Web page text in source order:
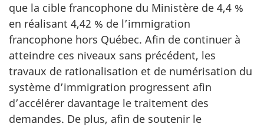
que la cible francophone du Ministère de 4,4 %
en réalisant 4,42 % de l’immigration
francophone hors Québec. Afin de continuer à
atteindre ces niveaux sans précédent, les
travaux de rationalisation et de numérisation du
système d’immigration progressent afin
d’accélérer davantage le traitement des
demandes. De plus, afin de soutenir le